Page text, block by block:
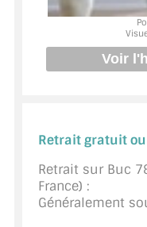
FIXATION GARDES
SYSTÈMES
ACCESSOIRES EN
EXEMPLES,
Retrait gratuit
Retrait sur Buc
France) :
Généralement